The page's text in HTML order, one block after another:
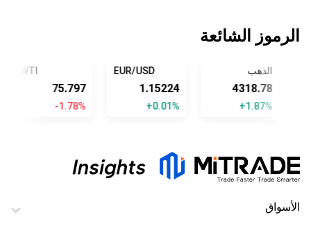
الرموز الشائعة
الذهب
4318.78
+1.87%
EUR/USD
1.15224
+0.01%
WTI
75.797
-1.78%
الأسواق